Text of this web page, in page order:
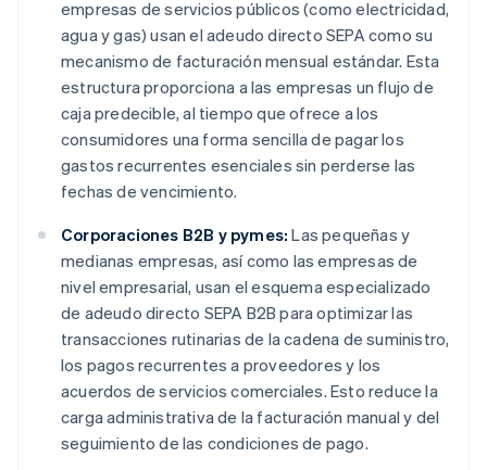
empresas de servicios públicos (como electricidad,
agua y gas) usan el adeudo directo SEPA como su
mecanismo de facturación mensual estándar. Esta
estructura proporciona a las empresas un flujo de
caja predecible, al tiempo que ofrece a los
consumidores una forma sencilla de pagar los
gastos recurrentes esenciales sin perderse las
fechas de vencimiento.
Corporaciones B2B y pymes: Las pequeñas y
medianas empresas, así como las empresas de
nivel empresarial, usan el esquema especializado
de adeudo directo SEPA B2B para optimizar las
transacciones rutinarias de la cadena de suministro,
los pagos recurrentes a proveedores y los
acuerdos de servicios comerciales. Esto reduce la
carga administrativa de la facturación manual y del
seguimiento de las condiciones de pago.